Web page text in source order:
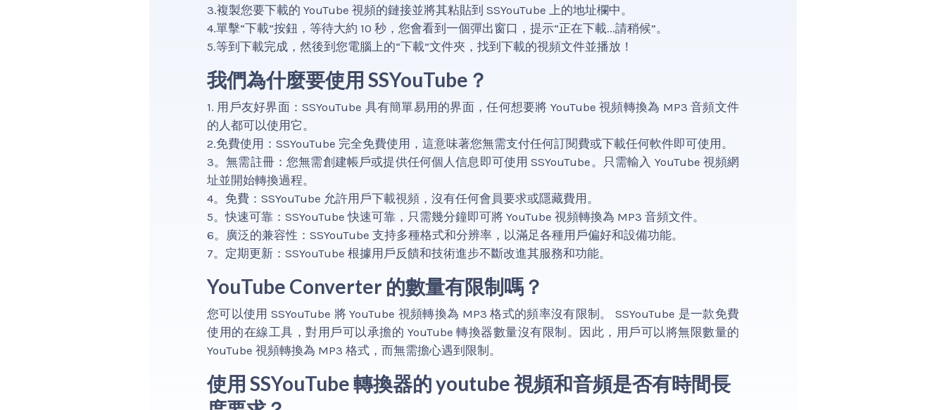
3.複製您要下載的 YouTube 視頻的鏈接並將其粘貼到 SSYouTube 上的地址欄中。
4.單擊“下載”按鈕，等待大約 10 秒，您會看到一個彈出窗口，提示“正在下載...請稍候”。
5.等到下載完成，然後到您電腦上的“下載”文件夾，找到下載的視頻文件並播放！
我們為什麼要使用 SSYouTube？
1. 用戶友好界面：SSYouTube 具有簡單易用的界面，任何想要將 YouTube 視頻轉換為 MP3 音頻文件
的人都可以使用它。
2.免費使用：SSYouTube 完全免費使用，這意味著您無需支付任何訂閱費或下載任何軟件即可使用。
3。無需註冊：您無需創建帳戶或提供任何個人信息即可使用 SSYouTube。只需輸入 YouTube 視頻網
址並開始轉換過程。
4。免費：SSYouTube 允許用戶下載視頻，沒有任何會員要求或隱藏費用。
5。快速可靠：SSYouTube 快速可靠，只需幾分鐘即可將 YouTube 視頻轉換為 MP3 音頻文件。
6。廣泛的兼容性：SSYouTube 支持多種格式和分辨率，以滿足各種用戶偏好和設備功能。
7。定期更新：SSYouTube 根據用戶反饋和技術進步不斷改進其服務和功能。
YouTube Converter 的數量有限制嗎？
您可以使用 SSYouTube 將 YouTube 視頻轉換為 MP3 格式的頻率沒有限制。 SSYouTube 是一款免費
使用的在線工具，對用戶可以承擔的 YouTube 轉換器數量沒有限制。因此，用戶可以將無限數量的
YouTube 視頻轉換為 MP3 格式，而無需擔心遇到限制。
使用 SSYouTube 轉換器的 youtube 視頻和音頻是否有時間長